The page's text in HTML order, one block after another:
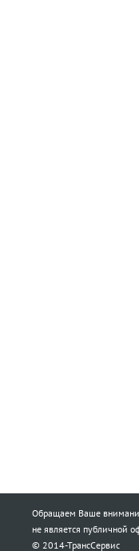
Обращаем Ваше
не является публичной
© 2014-ТрансСервис